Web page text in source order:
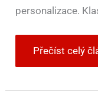
personalizace.
Přečíst celý